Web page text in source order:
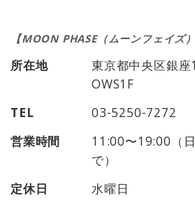
所在地
東京都中央区銀
OWS1F
TEL
03-5250-7272
営業時間
11:00〜19:00（
で）
定休日
水曜日
【MOON PHASE（ムーンフェイズ